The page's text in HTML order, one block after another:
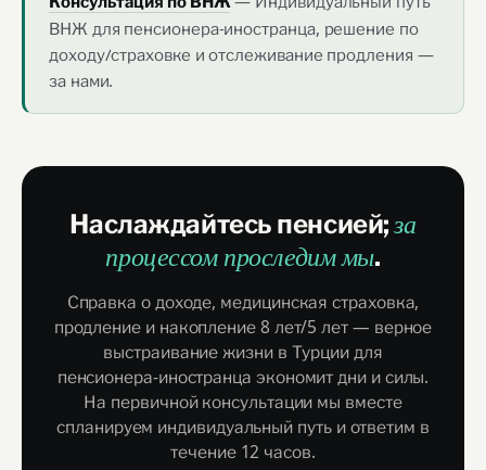
ВНЖ для пенсионера-иностранца, решение по
доходу/страховке и отслеживание продления —
за нами.
Наслаждайтесь пенсией;за
процессом проследим мы.
Справка о доходе, медицинская страховка,
продление и накопление 8 лет/5 лет — верное
выстраивание жизни в Турции для
пенсионера-иностранца экономит дни и силы.
На первичной консультации мы вместе
спланируем индивидуальный путь и ответим в
течение 12 часов.